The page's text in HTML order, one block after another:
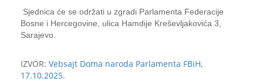
Sjednica će se održati u zgradi Parlamenta Federacije
Bosne i Hercegovine, ulica Hamdije Kreševljakovića 3,
Sarajevo.
IZVOR: Vebsajt Doma naroda Parlamenta FBiH,
17.10.2025.